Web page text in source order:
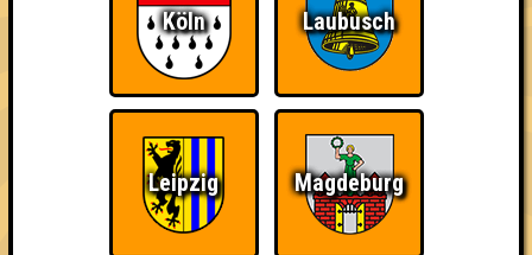
Wiederzehn macht
Freude
Quizveteran
Wir sind immer bei
Nerven aus Stahl
Köln Laubusch
Leipzig Magdeburg